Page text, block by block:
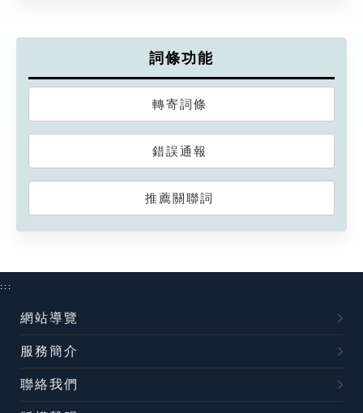
詞條功能
轉寄詞條
錯誤通報
推薦關聯詞
:::
網站導覽
服務簡介
聯絡我們